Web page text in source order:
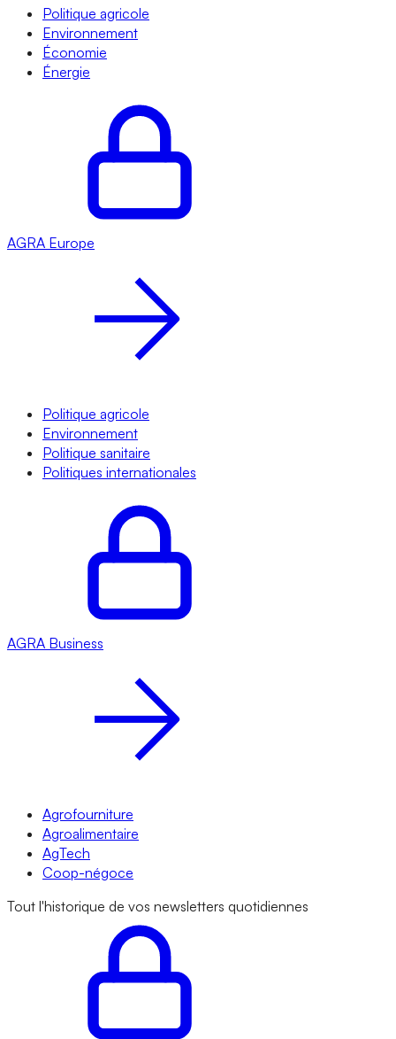
Politique agricole
Environnement
Économie
Énergie
AGRA Europe
Politique agricole
Environnement
Politique sanitaire
Politiques internationales
AGRA Business
Agrofourniture
Agroalimentaire
AgTech
Coop-négoce
Tout l'historique de vos newsletters quotidiennes